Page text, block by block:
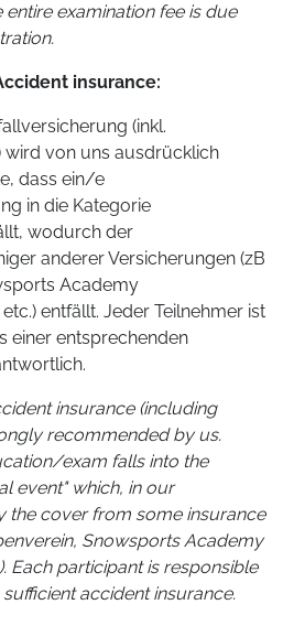
entire examination fee is due
insurance:
(inkl.
von uns ausdrücklich
dass ein/e
in die Kategorie
wodurch der
anderer Versicherungen (zB
Academy
entfällt. Jeder Teilnehmer ist
einer entsprechenden
insurance (including
recommended by us.
exam falls into the
event" which, in our
the cover from some insurance
Snowsports Academy
Each participant is responsible
accident insurance.